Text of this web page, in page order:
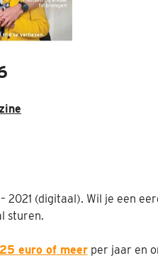
2021 (digitaal). Wil je een
sturen.
euro of meerper jaar en